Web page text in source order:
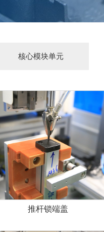
核心模块单元
推杆锁端盖